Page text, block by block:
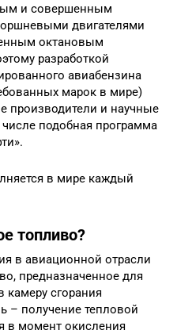
и совершенным
двигателями
октановым
разработкой
авиабензина
марок в мире)
производители и научные
подобная программа
в мире каждый
топливо?
в авиационной отрасли
предназначенное для
камеру сгорания
– получение тепловой
в момент окисления